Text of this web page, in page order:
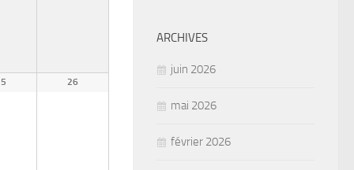
26
ARCHIVES
juin 2026
mai 2026
février 2026